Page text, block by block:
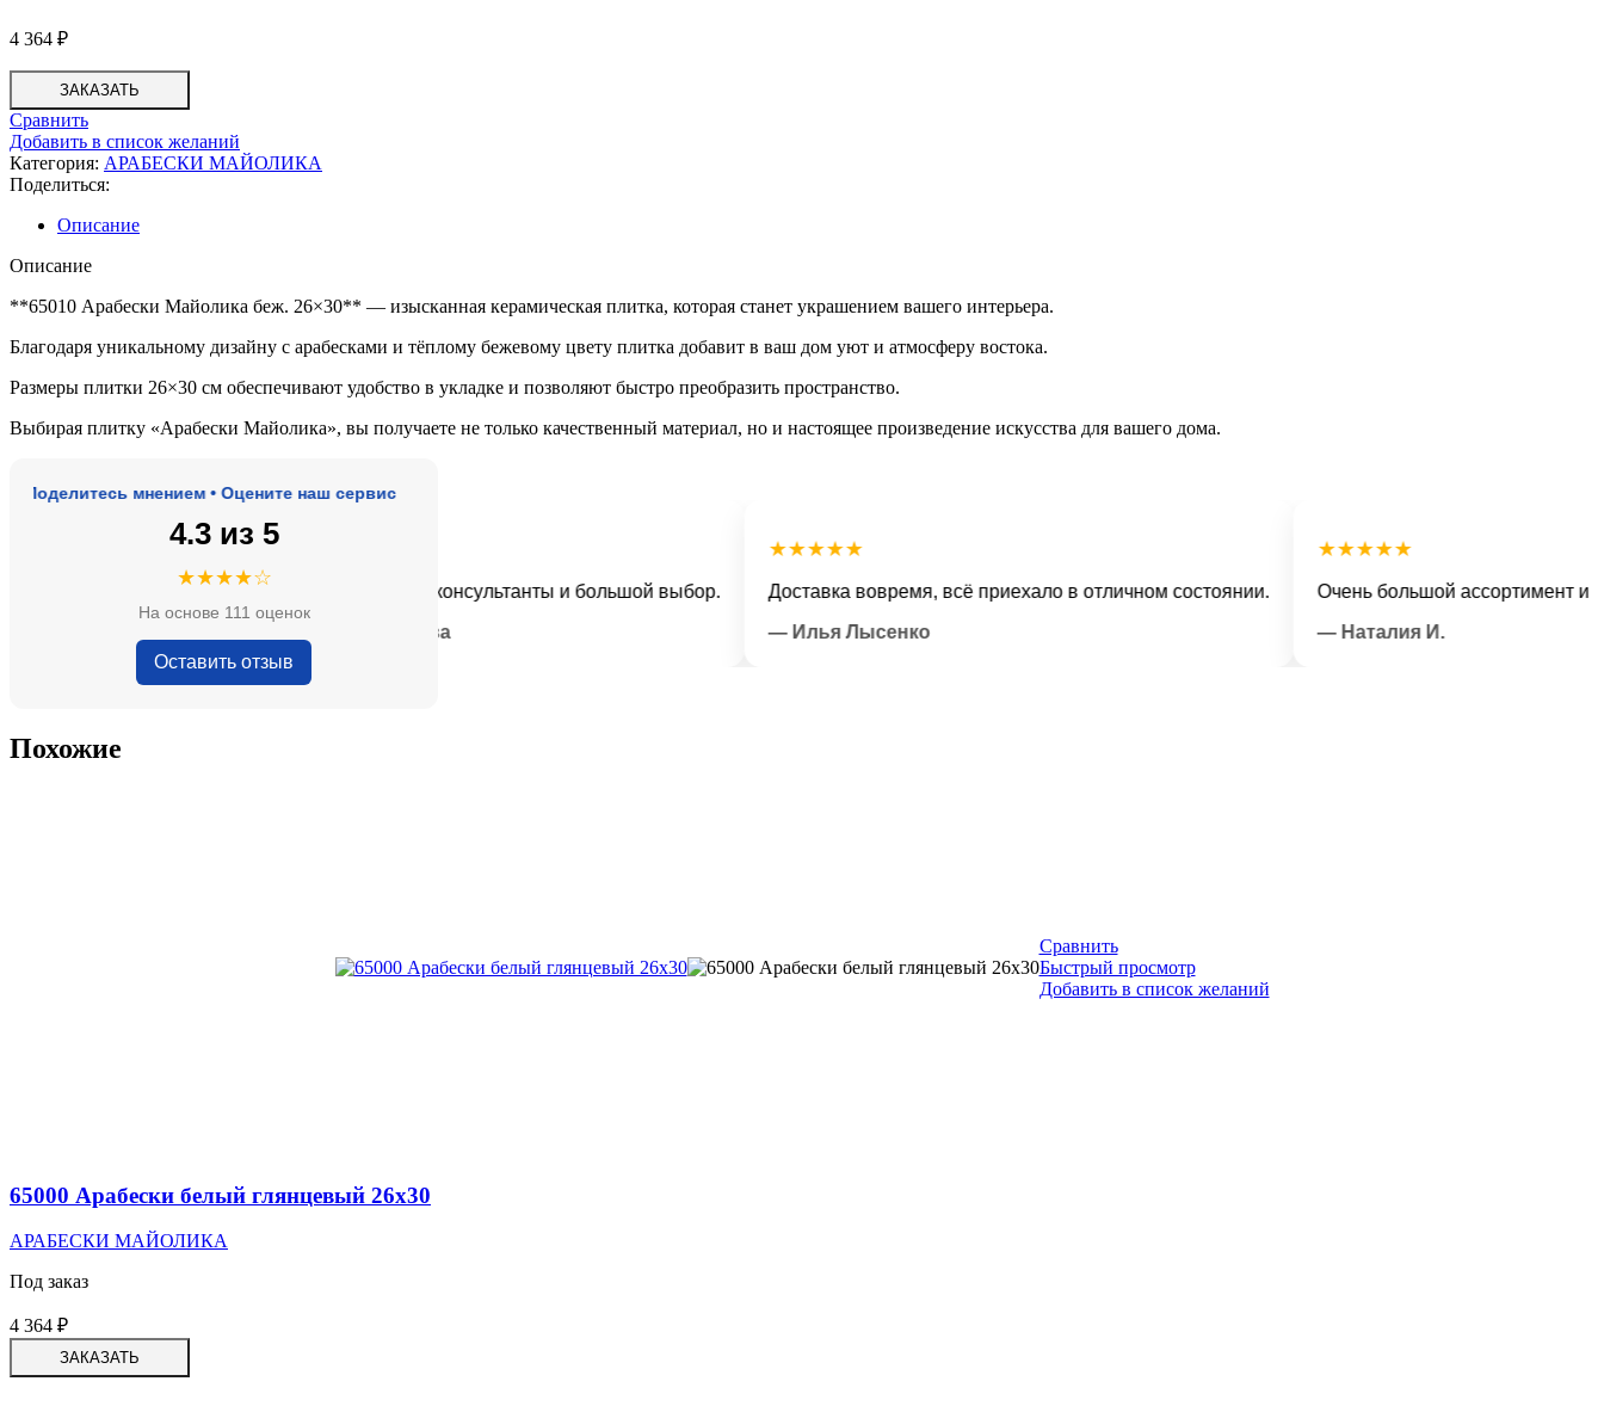
4 364 ₽
ЗАКАЗАТЬ
Сравнить
Добавить в список желаний
Категория: АРАБЕСКИ МАЙОЛИКА
Поделиться:
Описание
Описание
**65010 Арабески Майолика беж. 26×30** — изысканная керамическая плитка, которая станет украшением вашего интерьера.
Благодаря уникальному дизайну с арабесками и тёплому бежевому цвету плитка добавит в ваш дом уют и атмосферу востока.
Размеры плитки 26×30 см обеспечивают удобство в укладке и позволяют быстро преобразить пространство.
Выбирая плитку «Арабески Майолика», вы получаете не только качественный материал, но и настоящее произведение искусства для вашего дома.
мнением • Оцените наш сервис
4.3 из 5
★★★★☆
На основе 111 оценок
Оставить отзыв
адекватные цены.
★★★★★
Очень приятные консультанты и большой выбор.
★★★★★
Доставка вовремя, всё приехало в отличном состоянии.
— Илья Лысенко
★★★★★
Очень большой ассортимент и
— Наталия И.
Похожие
Сравнить
Быстрый просмотр
Добавить в список желаний
65000 Арабески белый глянцевый 26х30
АРАБЕСКИ МАЙОЛИКА
Под заказ
4 364 ₽
ЗАКАЗАТЬ